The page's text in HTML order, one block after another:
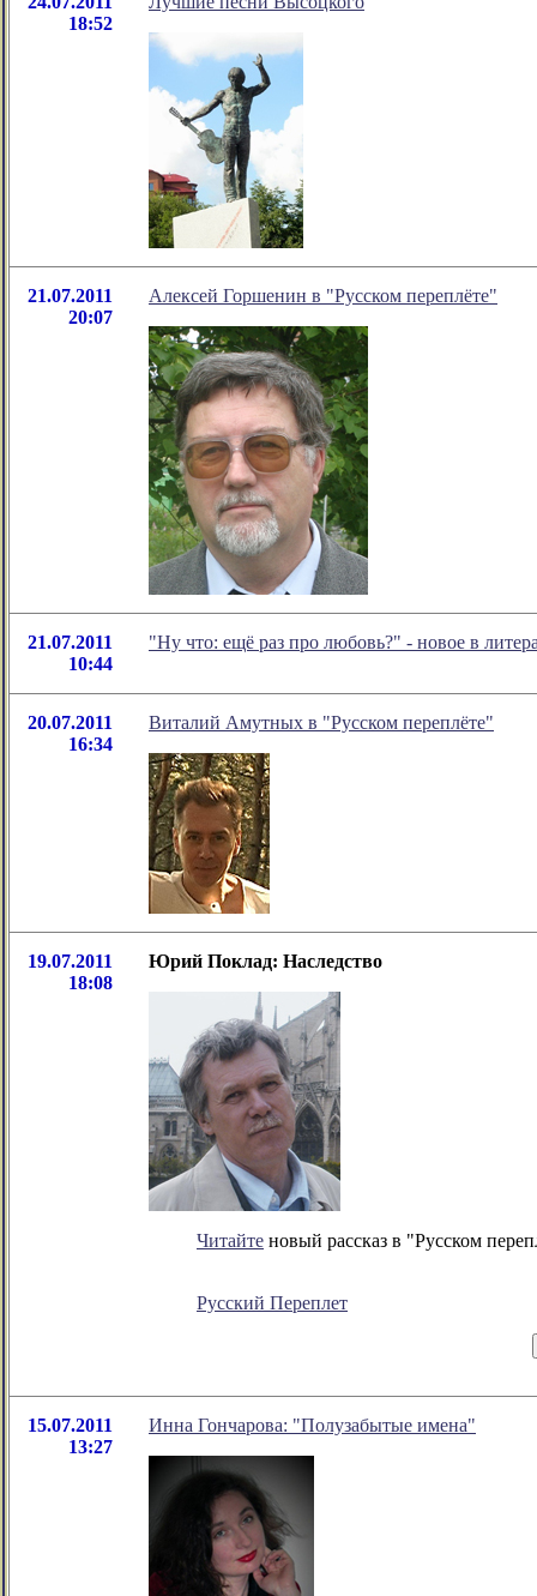
18:52
21.07.2011
20:07
Алексей Горшенин в "Русском переплёте"
21.07.2011
10:44
"Ну что: ещё раз про любовь?" - новое в
20.07.2011
16:34
Виталий Амутных в "Русском переплёте"
19.07.2011
18:08
Юрий Поклад: Наследство
Читайте новый рассказ в "Русском
Русский Переплет
15.07.2011
13:27
Инна Гончарова: "Полузабытые имена"